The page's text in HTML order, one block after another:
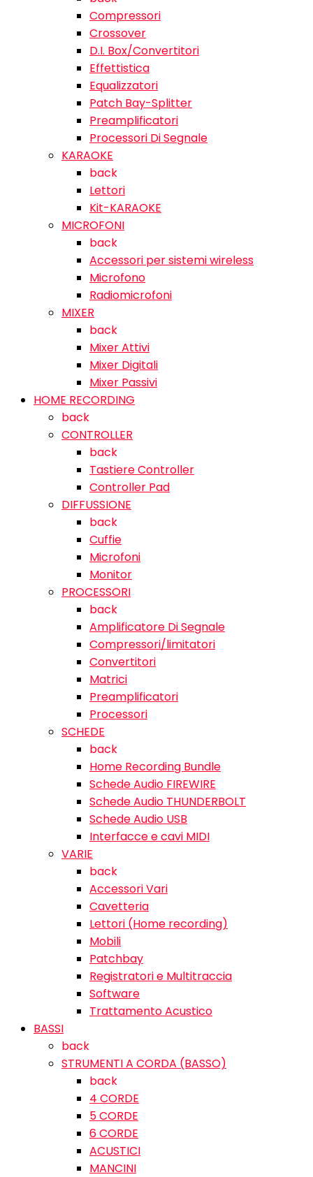
Compressori
Crossover
D.I. Box/Convertitori
Effettistica
Equalizzatori
Patch Bay-Splitter
Preamplificatori
Processori Di Segnale
KARAOKE
back
Lettori
Kit-KARAOKE
MICROFONI
back
Accessori per sistemi wireless
Microfono
Radiomicrofoni
MIXER
back
Mixer Attivi
Mixer Digitali
Mixer Passivi
HOME RECORDING
back
CONTROLLER
back
Tastiere Controller
Controller Pad
DIFFUSSIONE
back
Cuffie
Microfoni
Monitor
PROCESSORI
back
Amplificatore Di Segnale
Compressori/limitatori
Convertitori
Matrici
Preamplificatori
Processori
SCHEDE
back
Home Recording Bundle
Schede Audio FIREWIRE
Schede Audio THUNDERBOLT
Schede Audio USB
Interfacce e cavi MIDI
VARIE
back
Accessori Vari
Cavetteria
Lettori (Home recording)
Mobili
Patchbay
Registratori e Multitraccia
Software
Trattamento Acustico
BASSI
back
STRUMENTI A CORDA (BASSO)
back
4 CORDE
5 CORDE
6 CORDE
ACUSTICI
MANCINI